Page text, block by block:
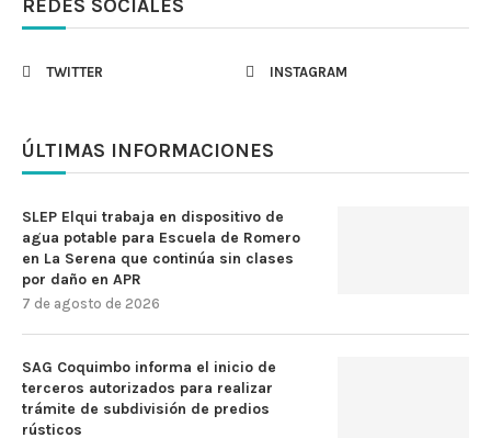
REDES SOCIALES
TWITTER INSTAGRAM
ÚLTIMAS INFORMACIONES
SLEP Elqui trabaja en dispositivo de
agua potable para Escuela de Romero
en La Serena que continúa sin clases
por daño en APR
7 de agosto de 2026
SAG Coquimbo informa el inicio de
terceros autorizados para realizar
trámite de subdivisión de predios
rústicos